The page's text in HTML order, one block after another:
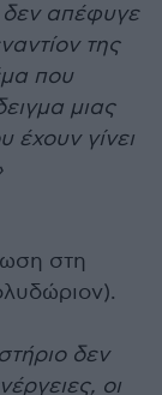
δεν απέφυγε
της
που
μιας
έχουν γίνει
στη
δεν
οι